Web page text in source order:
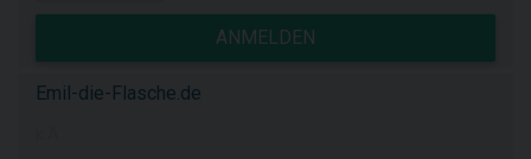
ANMELDEN
Emil-die-Flasche.de